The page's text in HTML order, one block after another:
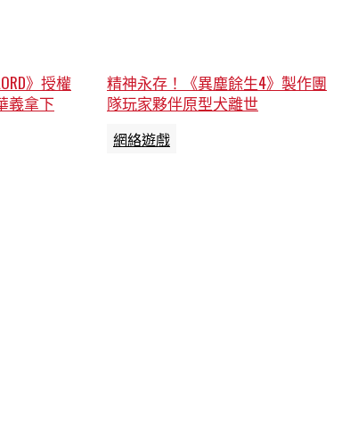
》授權
義拿下
精神永存！《異塵餘生4》製作團
隊玩家夥伴原型犬離世
網絡遊戲